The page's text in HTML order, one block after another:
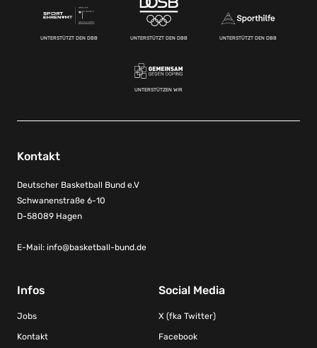
UNTERSTÜTZT DEN DBB UNTERSTÜTZT DEN DBB UNTERSTÜTZT DEN DBB
UNTERSTÜTZEN WIR
Kontakt
Deutscher Basketball Bund e.V
Schwanenstraße 6-10
D-58089 Hagen
E-Mail: info@basketball-bund.de
Infos
Jobs
Kontakt
Social Media
X (fka Twitter)
Facebook